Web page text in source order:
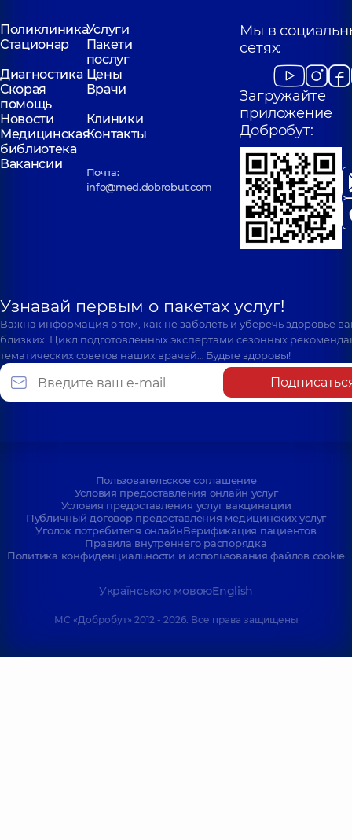
ПоликлиникаУслуги
Стационар
Пакети
послуг
Диагностика Цены
Скорая
помощь
Врачи
Новости
Клиники
Медицинская
библиотека
Контакты
Вакансии
Почта:
info@med.dobrobut.com
Мы в
сетях:
Загружайте
приложение
Добробут:
Узнавай первым о пакетах услуг!
Важна информация о том, как не заболеть и уберечь здоровье
близких. Цикл подготовленных экспертами сезонных
тематических советов наших врачей… Будьте здоровы!
Пользовательское соглашение
Условия предоставления онлайн услуг
Условия предоставления услуг вакцинации
Публичный договор предоставления медицинских услуг
Уголок потребителя онлайнВерификация пациентов
Правила внутреннего распорядка
Политика конфиденциальности и использования файлов cookie
Українською мовоюEnglish
МС «Добробут» 2012 - 2026. Все права защищены